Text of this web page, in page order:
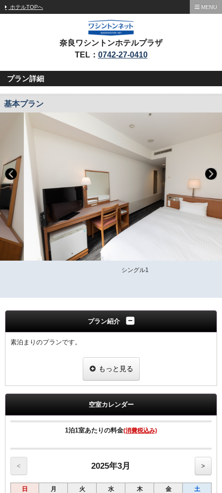
ホテルTOPへ MENU
奈良ワシントンホテルプラザ
TEL： 0742-27-0410
プラン詳細
基本プラン
シングル1
プラン紹介
素泊まりのプランです。
●高速インターネット回線(LAN接続/無料）
●全室、加湿機能付空気清浄機設置
●枕元にUSBコンセント設置
もっと見る
空室カレンダー
1泊1室あたりの料金(消費税込み)
< 2025年3月 >
日 月 火 水 木 金 土